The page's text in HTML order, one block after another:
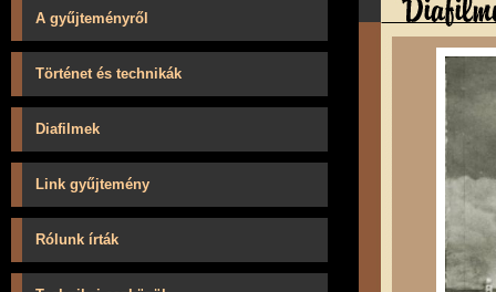
A gyűjteményről
Történet és technikák
Diafilmek
Link gyűjtemény
Rólunk írták